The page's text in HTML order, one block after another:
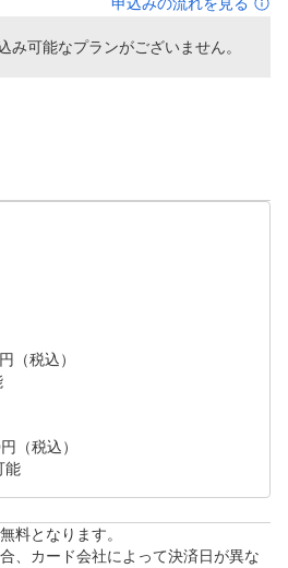
み可能なプランがございません。
（税込）
（税込）
能
料となります。
、カード会社によって決済日が異な